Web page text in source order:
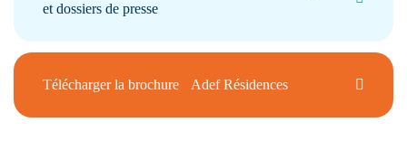
et dossiers de presse
Télécharger la brochure Adef Résidences